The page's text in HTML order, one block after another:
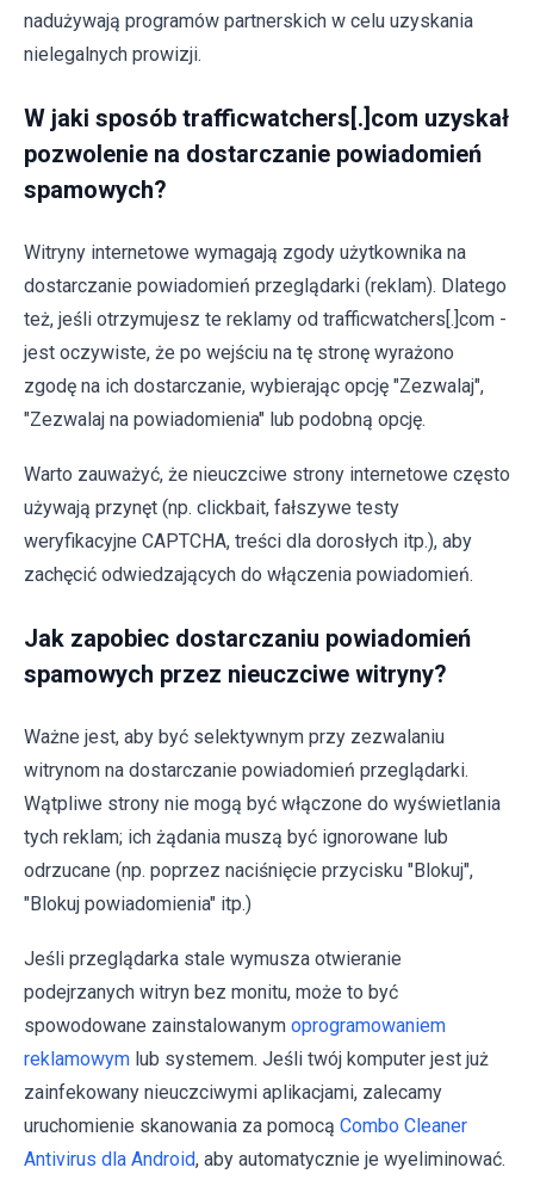
nadużywają programów partnerskich w celu uzyskania
nielegalnych prowizji.
W jaki sposób trafficwatchers[.]com uzyskał
pozwolenie na dostarczanie powiadomień
spamowych?
Witryny internetowe wymagają zgody użytkownika na
dostarczanie powiadomień przeglądarki (reklam). Dlatego
też, jeśli otrzymujesz te reklamy od trafficwatchers[.]com -
jest oczywiste, że po wejściu na tę stronę wyrażono
zgodę na ich dostarczanie, wybierając opcję "Zezwalaj",
"Zezwalaj na powiadomienia" lub podobną opcję.
Warto zauważyć, że nieuczciwe strony internetowe często
używają przynęt (np. clickbait, fałszywe testy
weryfikacyjne CAPTCHA, treści dla dorosłych itp.), aby
zachęcić odwiedzających do włączenia powiadomień.
Jak zapobiec dostarczaniu powiadomień
spamowych przez nieuczciwe witryny?
Ważne jest, aby być selektywnym przy zezwalaniu
witrynom na dostarczanie powiadomień przeglądarki.
Wątpliwe strony nie mogą być włączone do wyświetlania
tych reklam; ich żądania muszą być ignorowane lub
odrzucane (np. poprzez naciśnięcie przycisku "Blokuj",
"Blokuj powiadomienia" itp.)
Jeśli przeglądarka stale wymusza otwieranie
podejrzanych witryn bez monitu, może to być
spowodowane zainstalowanym oprogramowaniem
reklamowym lub systemem. Jeśli twój komputer jest już
zainfekowany nieuczciwymi aplikacjami, zalecamy
uruchomienie skanowania za pomocą Combo Cleaner
Antivirus dla Android, aby automatycznie je wyeliminować.